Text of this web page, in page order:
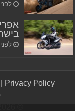
לפני 2
לפני 2
Privacy Policy